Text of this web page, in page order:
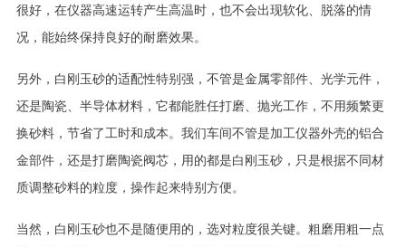
很好，在仪器高速运转产生高温时，也不会出现软化、脱落的情
况，能始终保持良好的耐磨效果。
另外，白刚玉砂的适配性特别强，不管是金属零部件、光学元件，
还是陶瓷、半导体材料，它都能胜任打磨、抛光工作，不用频繁更
换砂料，节省了工时和成本。我们车间不管是加工仪器外壳的铝合
金部件，还是打磨陶瓷阀芯，用的都是白刚玉砂，只是根据不同材
质调整砂料的粒度，操作起来特别方便。
当然，白刚玉砂也不是随便用的，选对粒度很关键。粗磨用粗一点